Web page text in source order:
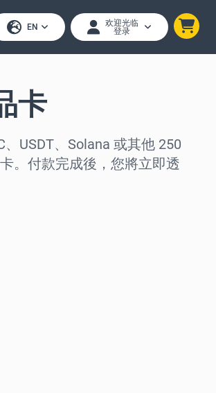
EN
欢迎光临
登录
卡
USDT、Solana 或其他 250
。付款完成後，您將立即透